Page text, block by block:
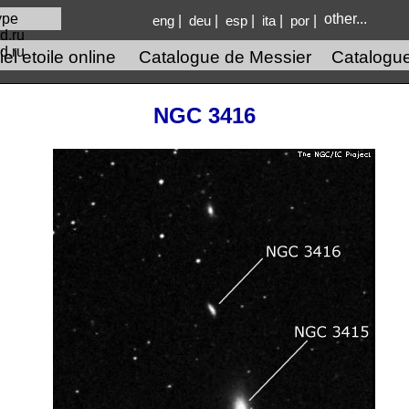
eng deu esp ita por other...
etoile online Catalogue de Messier
NGC 3416